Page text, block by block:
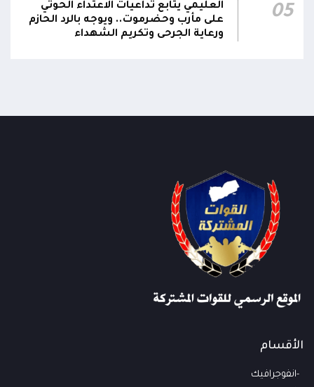
05
العليمي يتابع تداعيات الاعتداء الحوثي
على مأرب وحضرموت.. ويوجه بالرد الحازم
ورعاية الجرحى وتكريم الشهداء
الأقسام
انفوجرافيك